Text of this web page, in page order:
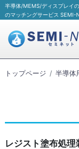
半導体/MEMS/ディスプレイ
のマッチングサービス SEMI-
トップページ 半導体
レジスト塗布処理